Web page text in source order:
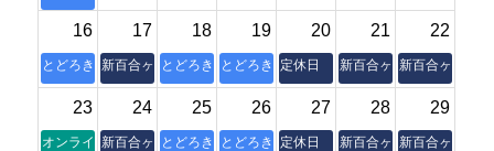
16
とどろき縁側
17
新百合ヶ丘本室
18
とどろき縁側
19
とどろき縁側
20
定休日
21
新百合ヶ丘本室
22
新百合ヶ丘本室
23
オンライン朝活操体法セミナー
24
新百合ヶ丘本室
25
とどろき縁側
26
とどろき縁側
27
定休日
28
新百合ヶ丘本室
29
新百合ヶ丘本室